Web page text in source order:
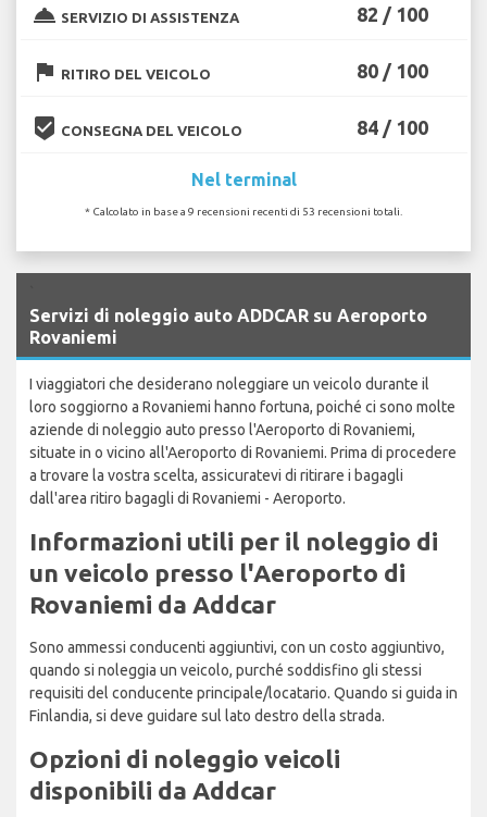
room_service SERVIZIO DI ASSISTENZA 82 / 100
flag RITIRO DEL VEICOLO 80 / 100
beenhere CONSEGNA DEL VEICOLO 84 / 100
Nel terminal
* Calcolato in base a 9 recensioni recenti di 53 recensioni totali.
Servizi di noleggio auto ADDCAR su Aeroporto
Rovaniemi
I viaggiatori che desiderano noleggiare un veicolo durante il
loro soggiorno a Rovaniemi hanno fortuna, poiché ci sono molte
aziende di noleggio auto presso l'Aeroporto di Rovaniemi,
situate in o vicino all'Aeroporto di Rovaniemi. Prima di procedere
a trovare la vostra scelta, assicuratevi di ritirare i bagagli
dall'area ritiro bagagli di Rovaniemi - Aeroporto.
Informazioni utili per il noleggio di
un veicolo presso l'Aeroporto di
Rovaniemi da Addcar
Sono ammessi conducenti aggiuntivi, con un costo aggiuntivo,
quando si noleggia un veicolo, purché soddisfino gli stessi
requisiti del conducente principale/locatario. Quando si guida in
Finlandia, si deve guidare sul lato destro della strada.
Opzioni di noleggio veicoli
disponibili da Addcar